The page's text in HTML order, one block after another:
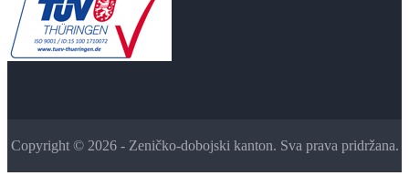
Copyright © 2026 - Zeničko-dobojski kanton. Sva prava pridržana.